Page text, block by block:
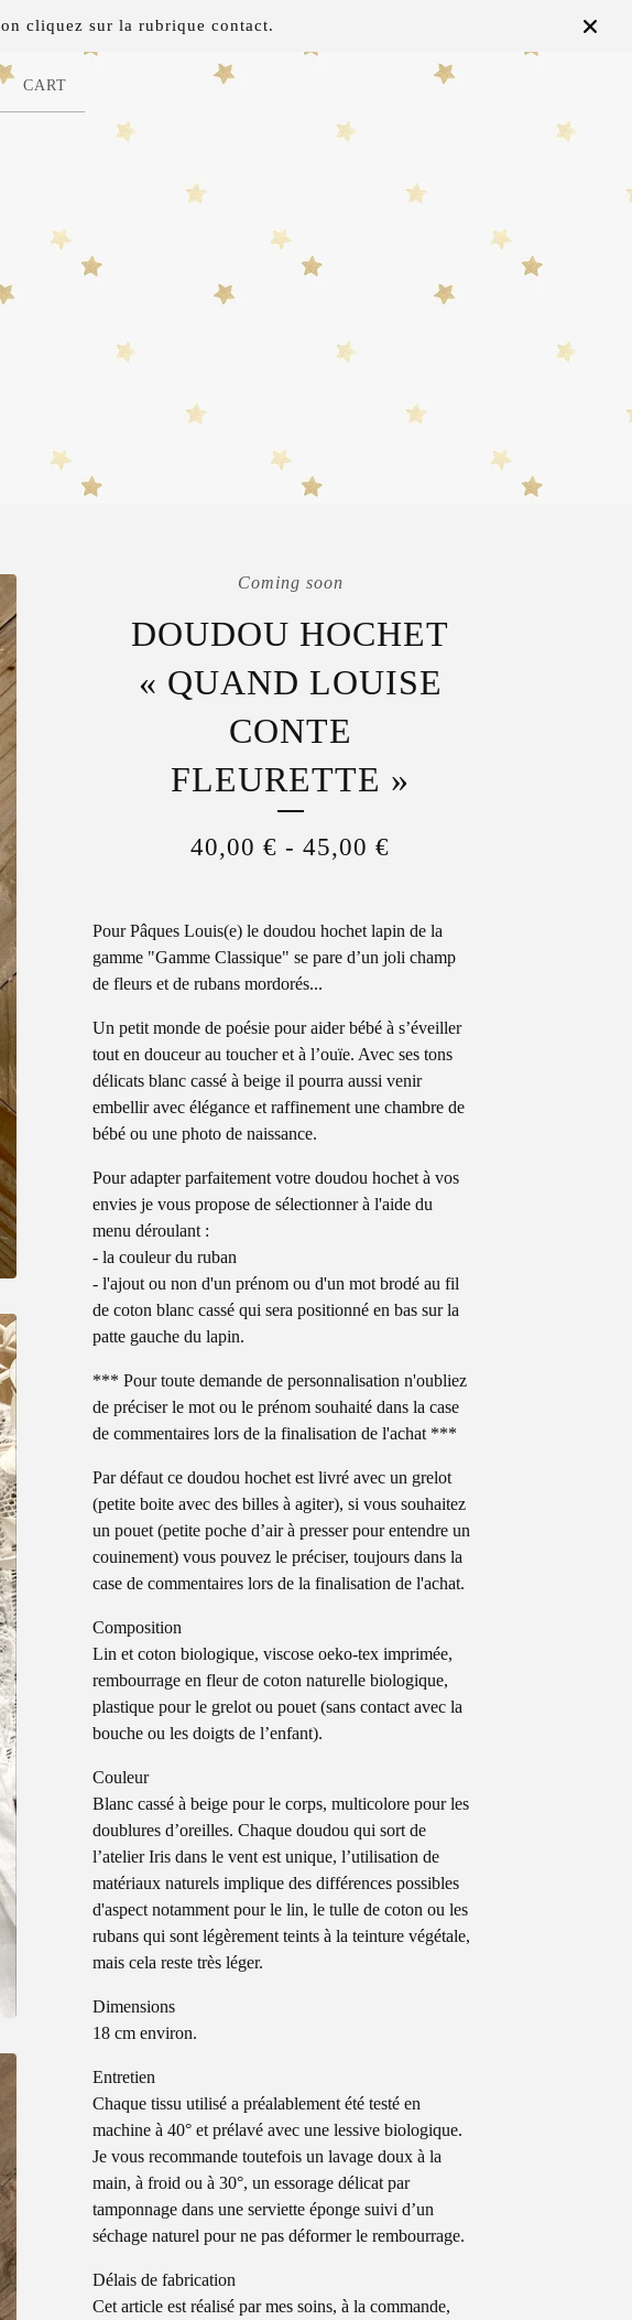
cliquez sur la rubrique contact.
CART
Coming soon
DOUDOU HOCHET
« QUAND LOUISE
CONTE
FLEURETTE »
40,00€ -45,00€
Pour Pâques Louis(e) le doudou hochet lapin de la
gamme "Gamme Classique" se pare d’un joli champ
de fleurs et de rubans mordorés...
Un petit monde de poésie pour aider bébé à s’éveiller
tout en douceur au toucher et à l’ouïe. Avec ses tons
délicats blanc cassé à beige il pourra aussi venir
embellir avec élégance et raffinement une chambre de
bébé ou une photo de naissance.
Pour adapter parfaitement votre doudou hochet à vos
envies je vous propose de sélectionner à l'aide du
menu déroulant :
- la couleur du ruban
- l'ajout ou non d'un prénom ou d'un mot brodé au fil
de coton blanc cassé qui sera positionné en bas sur la
patte gauche du lapin.
*** Pour toute demande de personnalisation n'oubliez
de préciser le mot ou le prénom souhaité dans la case
de commentaires lors de la finalisation de l'achat ***
Par défaut ce doudou hochet est livré avec un grelot
(petite boite avec des billes à agiter), si vous souhaitez
un pouet (petite poche d’air à presser pour entendre un
couinement) vous pouvez le préciser, toujours dans la
case de commentaires lors de la finalisation de l'achat.
Composition
Lin et coton biologique, viscose oeko-tex imprimée,
rembourrage en fleur de coton naturelle biologique,
plastique pour le grelot ou pouet (sans contact avec la
bouche ou les doigts de l’enfant).
Couleur
Blanc cassé à beige pour le corps, multicolore pour les
doublures d’oreilles. Chaque doudou qui sort de
l’atelier Iris dans le vent est unique, l’utilisation de
matériaux naturels implique des différences possibles
d'aspect notamment pour le lin, le tulle de coton ou les
rubans qui sont légèrement teints à la teinture végétale,
mais cela reste très léger.
Dimensions
18 cm environ.
Entretien
Chaque tissu utilisé a préalablement été testé en
machine à 40° et prélavé avec une lessive biologique.
Je vous recommande toutefois un lavage doux à la
main, à froid ou à 30°, un essorage délicat par
tamponnage dans une serviette éponge suivi d’un
séchage naturel pour ne pas déformer le rembourrage.
Délais de fabrication
Cet article est réalisé par mes soins, à la commande,